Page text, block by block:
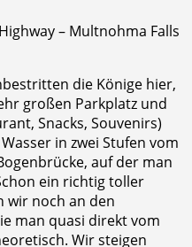
– Multnohma Falls
die Könige hier,
großen Parkplatz und
Snacks, Souvenirs)
in zwei Stufen vom
auf der man
ein richtig toller
wir noch an den
man quasi direkt vom
Wir steigen